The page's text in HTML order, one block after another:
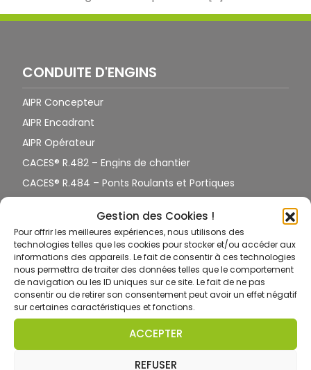
Gestion des Cookies !
Pour offrir les meilleures expériences, nous utilisons des
technologies telles que les cookies pour stocker et/ou accéder aux
informations des appareils. Le fait de consentir à ces technologies
nous permettra de traiter des données telles que le comportement
de navigation ou les ID uniques sur ce site. Le fait de ne pas
consentir ou de retirer son consentement peut avoir un effet négatif
sur certaines caractéristiques et fonctions.
ACCEPTER
REFUSER
CONDUITE D'ENGINS
AIPR Concepteur
AIPR Encadrant
AIPR Opérateur
CACES® R.482 – Engins de chantier
CACES® R.484 – Ponts Roulants et Portiques
CACES® R.486 – PEMP Nacelles
CACES® R.489 – Chariots Élévateur
CACES® R.490 – Grues de chargement
HABILITATION ÉLECTRIQUE
Habilitation électrique B0 – H0 – H0V
Habilitation véhicule électrique B1VL B2VL BCL